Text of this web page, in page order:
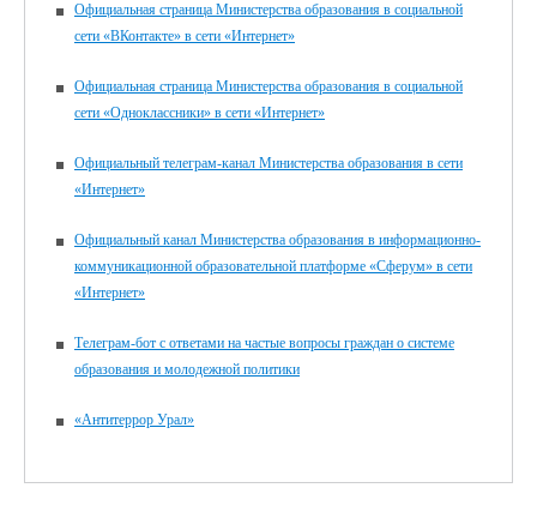
Официальная страница Министерства образования в социальной
сети «ВКонтакте» в сети «Интернет»
Официальная страница Министерства образования в социальной
сети «Одноклассники» в сети «Интернет»
Официальный телеграм-канал Министерства образования в сети
«Интернет»
Официальный канал Министерства образования в информационно-
коммуникационной образовательной платформе «Сферум» в сети
«Интернет»
Телеграм-бот с ответами на частые вопросы граждан о системе
образования и молодежной политики
«Антитеррор Урал»